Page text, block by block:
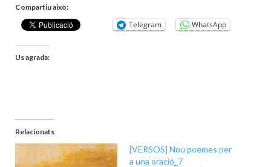
Compartiu això:
Telegram WhatsApp
Us agrada:
Relacionats
[VERSOS] Nou poemes per
a una oració_7